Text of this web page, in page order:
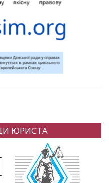
ЮРИСТА